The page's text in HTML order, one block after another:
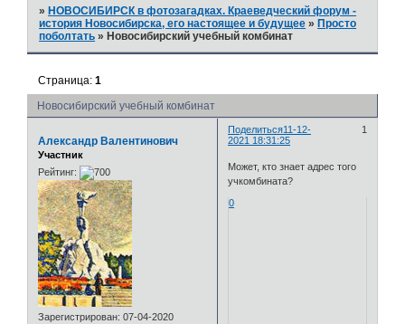
» НОВОСИБИРСК в фотозагадках. Краеведческий форум -
история Новосибирска, его настоящее и будущее » Просто
поболтать » Новосибирский учебный комбинат
Новосибирский учебный комбинат
Страница:1
Поделиться 1
11-12-
2021 18:31:25
Александр Валентинович
Участник
Рейтинг:
Зарегистрирован: 07-04-2020
Может, кто знает адрес того
учкомбината?
0